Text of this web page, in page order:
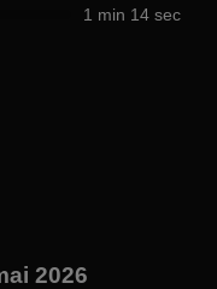
1 min 14 sec
2026